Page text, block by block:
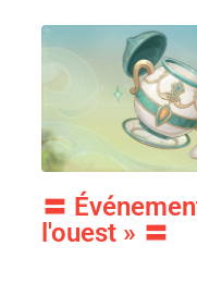
〓
l'ouest » 〓